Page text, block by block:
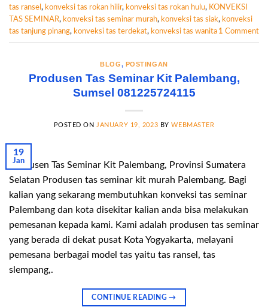
tas ransel , konveksi tas rokan hilir, konveksi tas rokan hulu, KONVEKSI
TAS SEMINAR, konveksi tas seminar murah, konveksi tas siak, konveksi
tas tanjung pinang, konveksi tas terdekat, konveksi tas wanita 1 Comment
BLOG, POSTINGAN
Produsen Tas Seminar Kit Palembang,
Sumsel 081225724115
POSTED ON JANUARY 19, 2023 BYWEBMASTER
19
Jan
Produsen Tas Seminar Kit Palembang, Provinsi Sumatera
Selatan Produsen tas seminar kit murah Palembang. Bagi
kalian yang sekarang membutuhkan konveksi tas seminar
Palembang dan kota disekitar kalian anda bisa melakukan
pemesanan kepada kami. Kami adalah produsen tas seminar
yang berada di dekat pusat Kota Yogyakarta, melayani
pemesana berbagai model tas yaitu tas ransel, tas
slempang,.
CONTINUE READING→